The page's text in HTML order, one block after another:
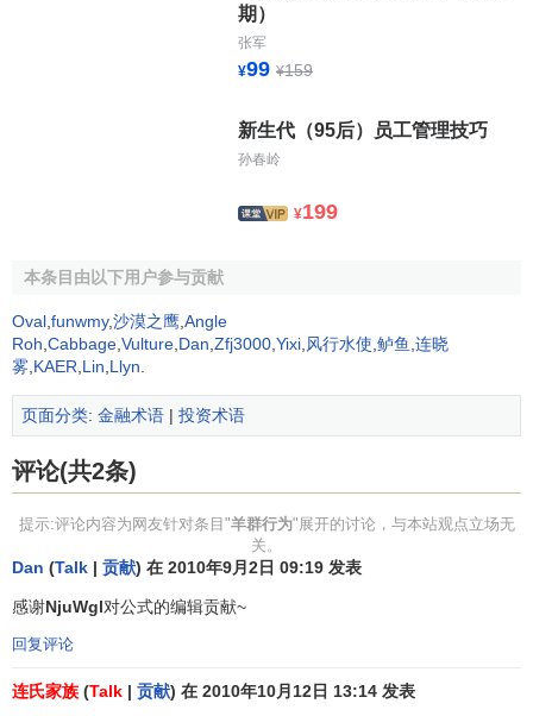
有意义的是分散度的相对大小。因此，在对结果进行分析
时，充分考虑该测度偏差的存在，并将重点放在相对值的比
比较分为两个方面进行，一方面将本文结果和
William（1995）的结果进行比较，得出我国羊群行为和美国
群行为进行比较，得出投资者在两者极端情况下的行为模型
市场压力下的羊群行为检验
在市场存在压力（价格波动剧烈）时，理性资产定价模
型和羊群行为模型的区别最为明显。理性资产定价模型认
为，由于不同的个股收益率对于市场收益率的敏感程度不
同，市场压力将导致分散化程度增加。而羊群行为模型认为
在市场压力的情况下，分散化程度减少。
检验极端收益率下的分散度和不包括极端收益率的分散度是
否存在差异。使用下面的回归方程来检验：
Dt＝a＋β1CLt＋β2CHt＋εt
εt系数，表示的是样本中除了两个哑元元素包括的区域的平均
期）
张军
¥99 ¥159
新生代（95后）员工管理技巧
孙春岭
¥199
本条目由以下用户参与贡献
Oval funwmy,沙漠之鹰 Angle
Roh Cabbage Vulture Dan Zfj3000 Yixi 风行水使 鲈鱼 连晓
雾 KAER Lin Llyn
页面分类: 金融术语 | 投资术语
评论(共2条)
提示:评论内容为网友针对条目"羊群行为"展开的讨论，与本站观点立场无
关。
Dan (Talk | 贡献) 在 2010年9月2日 09:19 发表
感谢NjuWgl对公式的编辑贡献~
回复评论
连氏家族 (Talk | 贡献) 在 2010年10月12日 13:14 发表